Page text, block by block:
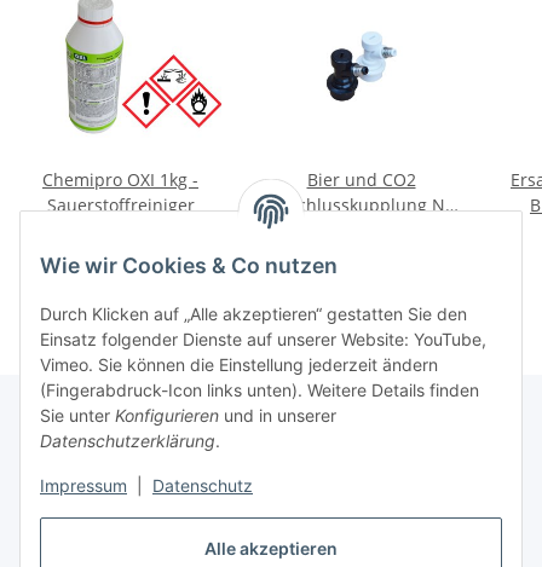
Alle akzeptieren
Wie wir Cookies & Co nutzen
Durch Klicken auf „Alle akzeptieren“ gestatten Sie den
Einsatz folgender Dienste auf unserer Website: YouTube,
Vimeo. Sie können die Einstellung jederzeit ändern
(Fingerabdruck-Icon links unten). Weitere Details finden
Sie unter Konfigurieren und in unserer
Datenschutzerklärung.
Impressum Datenschutz
Chemipro OXI 1kg -
Sauerstoffreiniger
Bier und CO2
Anschlusskupplung NC